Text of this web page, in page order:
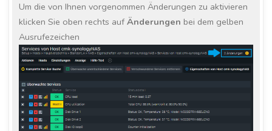
Um die von Ihnen vorgenommen Änderungen zu aktivieren
klicken Sie oben rechts aufÄnderungen bei dem gelben
Ausrufezeichen